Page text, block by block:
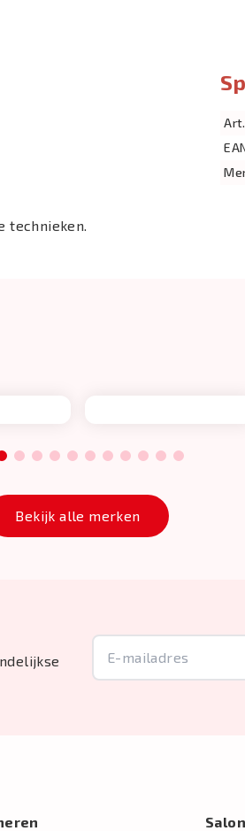
technieken.
3 4 5 6 7 8 9 10 11 12
Bekijk alle merken